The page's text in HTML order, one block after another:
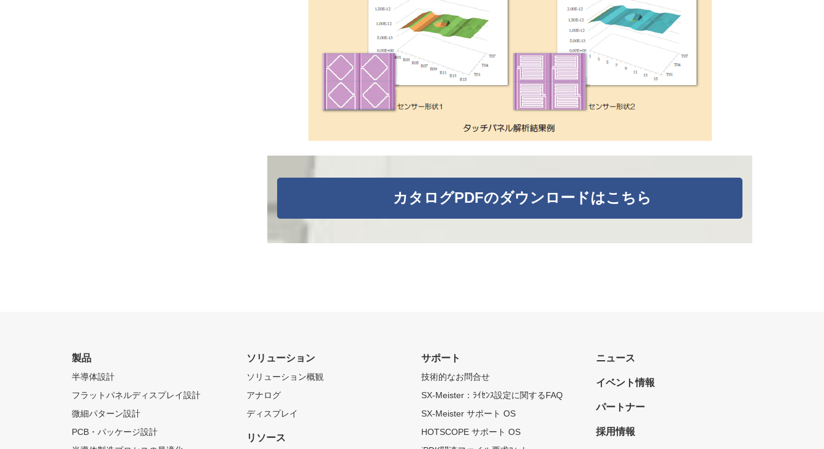
カタログPDFのダウンロードはこちら
製品
半導体設計
フラットパネルディスプレイ設計
微細パターン設計
PCB・パッケージ設計
ソリューション
ソリューション概観
アナログ
ディスプレイ
リソース
サポート
技術的なお問合せ
SX-Meister：ﾗｲｾﾝｽ設定に関するFAQ
SX-Meister サポート OS
HOTSCOPE サポート OS
ニュース
イベント情報
パートナー
採用情報